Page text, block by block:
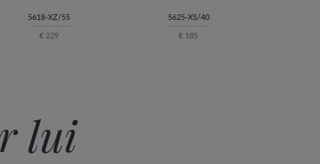
5618-XZ/55
€ 229
5625-XS/40
€ 185
lui